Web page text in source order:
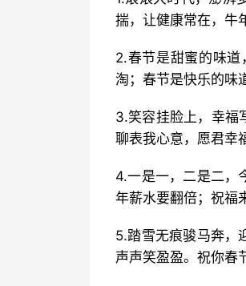
揣，让健康常在，牛
2.春节是甜蜜的味
淘；春节是快乐的味
3.笑容挂脸上，幸福
聊表我心意，愿君幸
4.一是一，二是二，
年薪水要翻倍；祝福
5.踏雪无痕骏马奔，
声声笑盈盈。祝你春